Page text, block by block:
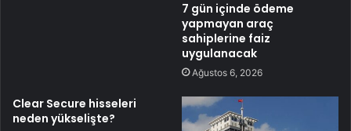
7 gün içinde ödeme
yapmayan araç
sahiplerine faiz
uygulanacak
Ağustos 6, 2026
Clear Secure hisseleri
neden yükselişte?